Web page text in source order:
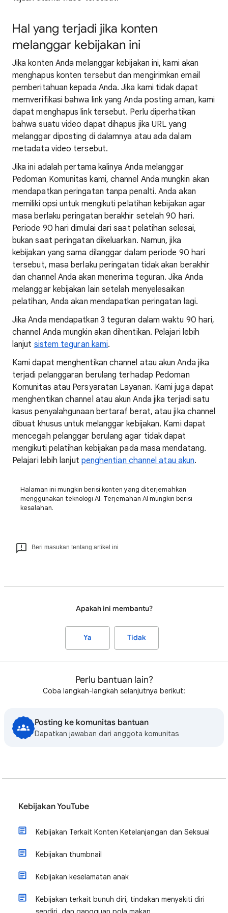
Hal yang terjadi jika konten
melanggar kebijakan ini
Jika konten Anda melanggar kebijakan ini, kami akan
menghapus konten tersebut dan mengirimkan email
pemberitahuan kepada Anda. Jika kami tidak dapat
memverifikasi bahwa link yang Anda posting aman, kami
dapat menghapus link tersebut. Perlu diperhatikan
bahwa suatu video dapat dihapus jika URL yang
melanggar diposting di dalamnya atau ada dalam
metadata video tersebut.
Jika ini adalah pertama kalinya Anda melanggar
Pedoman Komunitas kami, channel Anda mungkin akan
mendapatkan peringatan tanpa penalti. Anda akan
memiliki opsi untuk mengikuti pelatihan kebijakan agar
masa berlaku peringatan berakhir setelah 90 hari.
Periode 90 hari dimulai dari saat pelatihan selesai,
bukan saat peringatan dikeluarkan. Namun, jika
kebijakan yang sama dilanggar dalam periode 90 hari
tersebut, masa berlaku peringatan tidak akan berakhir
dan channel Anda akan menerima teguran. Jika Anda
melanggar kebijakan lain setelah menyelesaikan
pelatihan, Anda akan mendapatkan peringatan lagi.
Jika Anda mendapatkan 3 teguran dalam waktu 90 hari,
channel Anda mungkin akan dihentikan. Pelajari lebih
lanjut sistem teguran kami.
Kami dapat menghentikan channel atau akun Anda jika
terjadi pelanggaran berulang terhadap Pedoman
Komunitas atau Persyaratan Layanan. Kami juga dapat
menghentikan channel atau akun Anda jika terjadi satu
kasus penyalahgunaan bertaraf berat, atau jika channel
dibuat khusus untuk melanggar kebijakan. Kami dapat
mencegah pelanggar berulang agar tidak dapat
mengikuti pelatihan kebijakan pada masa mendatang.
Pelajari lebih lanjut penghentian channel atau akun.
Halaman ini mungkin berisi konten yang diterjemahkan
menggunakan teknologi AI. Terjemahan AI mungkin berisi
kesalahan.
Beri masukan tentang artikel ini
Apakah ini membantu?
Ya Tidak
Perlu bantuan lain?
Coba langkah-langkah selanjutnya berikut:
Posting ke komunitas bantuan
Dapatkan jawaban dari anggota komunitas
Kebijakan YouTube
Kebijakan Terkait Konten Ketelanjangan dan Seksual
Kebijakan thumbnail
Kebijakan keselamatan anak
​Kebijakan terkait bunuh diri, tindakan menyakiti diri